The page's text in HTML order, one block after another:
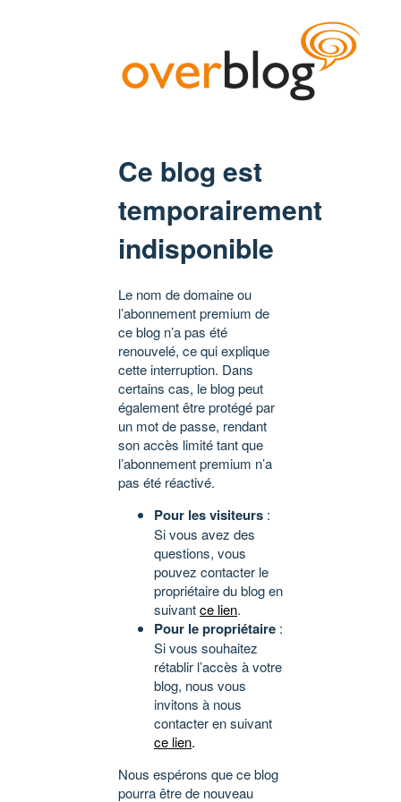
Ce blog est
temporairement
indisponible
Le nom de domaine ou
l’abonnement premium de
ce blog n’a pas été
renouvelé, ce qui explique
cette interruption. Dans
certains cas, le blog peut
également être protégé par
un mot de passe, rendant
son accès limité tant que
l’abonnement premium n’a
pas été réactivé.
Pour les visiteurs :
Si vous avez des
questions, vous
pouvez contacter le
propriétaire du blog en
suivantce lien.
Pour le propriétaire :
Si vous souhaitez
rétablir l’accès à votre
blog, nous vous
invitons à nous
contacter en suivant
ce lien.
Nous espérons que ce blog
pourra être de nouveau